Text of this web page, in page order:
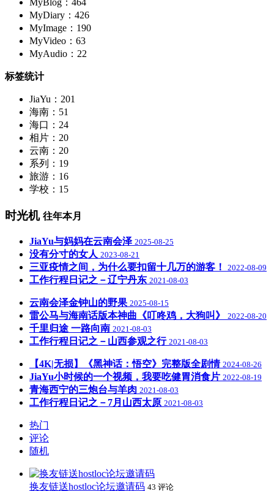
MyBlog：464
MyDiary：426
MyImage：190
MyVideo：63
MyAudio：22
标签统计
JiaYu：201
海南：51
海口：24
相片：20
云南：20
系列：19
旅游：16
学校：15
时光机 往年本月
JiaYu与妈妈在云南会泽 2025-08-25
没有分寸的女人 2023-08-21
三亚疫情之间，为什么要扣留十几万的游客！ 2022-08-09
工作行程日记之－辽宁丹东 2021-08-03
云南会泽金钟山的野果 2025-08-15
雷公马与海南话版本神曲《叮咚鸡，大狗叫》 2022-08-20
千里归途 一路向南 2021-08-03
工作行程日记之－山西参观之行 2021-08-03
【4K|无损】《黑神话：悟空》完整版全剧情 2024-08-26
JiaYu小时候的一个视频，我要吃健胃消食片 2022-08-19
青海西宁的三炮台与羊肉 2021-08-03
工作行程日记之－7月山西太原 2021-08-03
热门
评论
随机
换友链送hostloc论坛邀请码 43 评论